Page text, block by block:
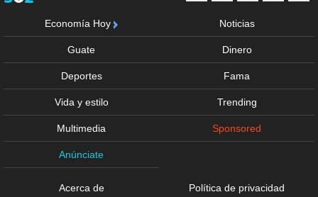
Economía Hoy Noticias
Guate Dinero
Deportes Fama
Vida y estilo Trending
Multimedia Sponsored
Anúnciate
Acerca de Política de privacidad